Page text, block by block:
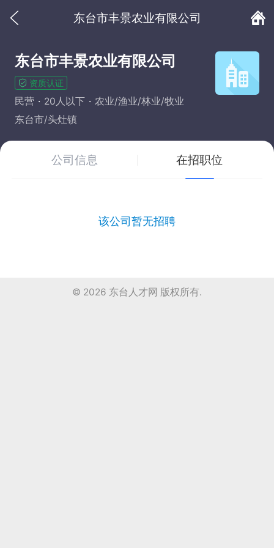
东台市丰景农业有限公司
东台市丰景农业有限公司
资质认证
民营 20人以下
农业/渔业/林业/牧业
东台市/头灶镇
公司信息 在招职位
该公司暂无招聘
© 2026 东台人才网 版权所有.